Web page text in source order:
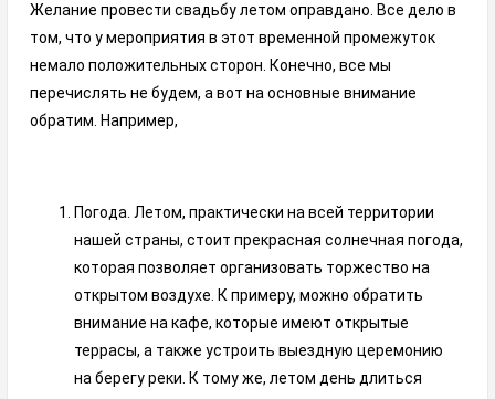
Желание провести свадьбу летом оправдано. Все дело в
том, что у мероприятия в этот временной промежуток
немало положительных сторон. Конечно, все мы
перечислять не будем, а вот на основные внимание
обратим. Например,
Погода. Летом, практически на всей территории
нашей страны, стоит прекрасная солнечная погода,
которая позволяет организовать торжество на
открытом воздухе. К примеру, можно обратить
внимание на кафе, которые имеют открытые
террасы, а также устроить выездную церемонию
на берегу реки. К тому же, летом день длиться